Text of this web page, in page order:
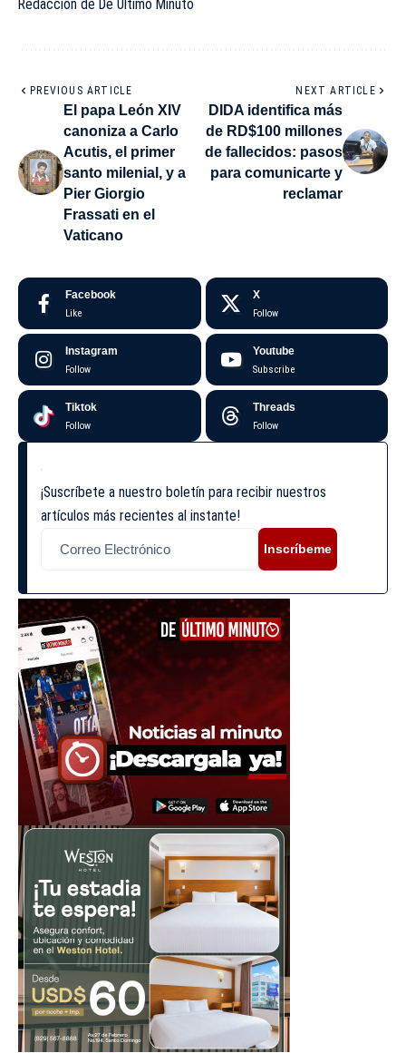
Redacción de De Último Minuto
PREVIOUS ARTICLE
El papa León XIV
canoniza a Carlo
Acutis, el primer
santo milenial, y a
Pier Giorgio
Frassati en el
Vaticano
NEXT ARTICLE
DIDA identifica más
de RD$100 millones
de fallecidos: pasos
para comunicarte y
reclamar
Facebook
Like
X
Follow
Instagram
Follow
Youtube
Subscribe
Tiktok
Follow
Threads
Follow
¡Suscríbete a nuestro boletín para recibir nuestros
artículos más recientes al instante!
Inscríbeme